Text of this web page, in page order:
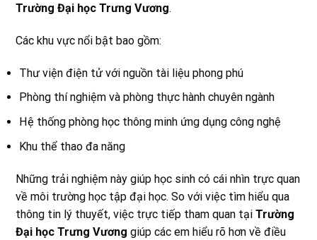
Trường Đại học Trưng Vương.
Các khu vực nổi bật bao gồm:
Thư viện điện tử với nguồn tài liệu phong phú
Phòng thí nghiệm và phòng thực hành chuyên ngành
Hệ thống phòng học thông minh ứng dụng công nghệ
Khu thể thao đa năng
Những trải nghiệm này giúp học sinh có cái nhìn trực quan
về môi trường học tập đại học. So với việc tìm hiểu qua
thông tin lý thuyết, việc trực tiếp tham quan tại Trường
Đại học Trưng Vương giúp các em hiểu rõ hơn về điều